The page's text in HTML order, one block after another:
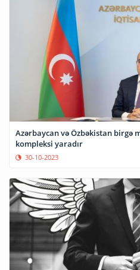
Azərbaycan və Özbəkistan birgə
kompleksi yaradır
30-10-2023